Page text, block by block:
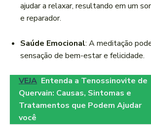
ajudar a relaxar, resultando em um
e reparador.
Saúde Emocional: A meditação
sensação de bem-estar e felicidade.
VEJA Entenda a Tenossinovite de
Quervain: Causas, Sintomas e
Tratamentos que Podem Ajudar
você